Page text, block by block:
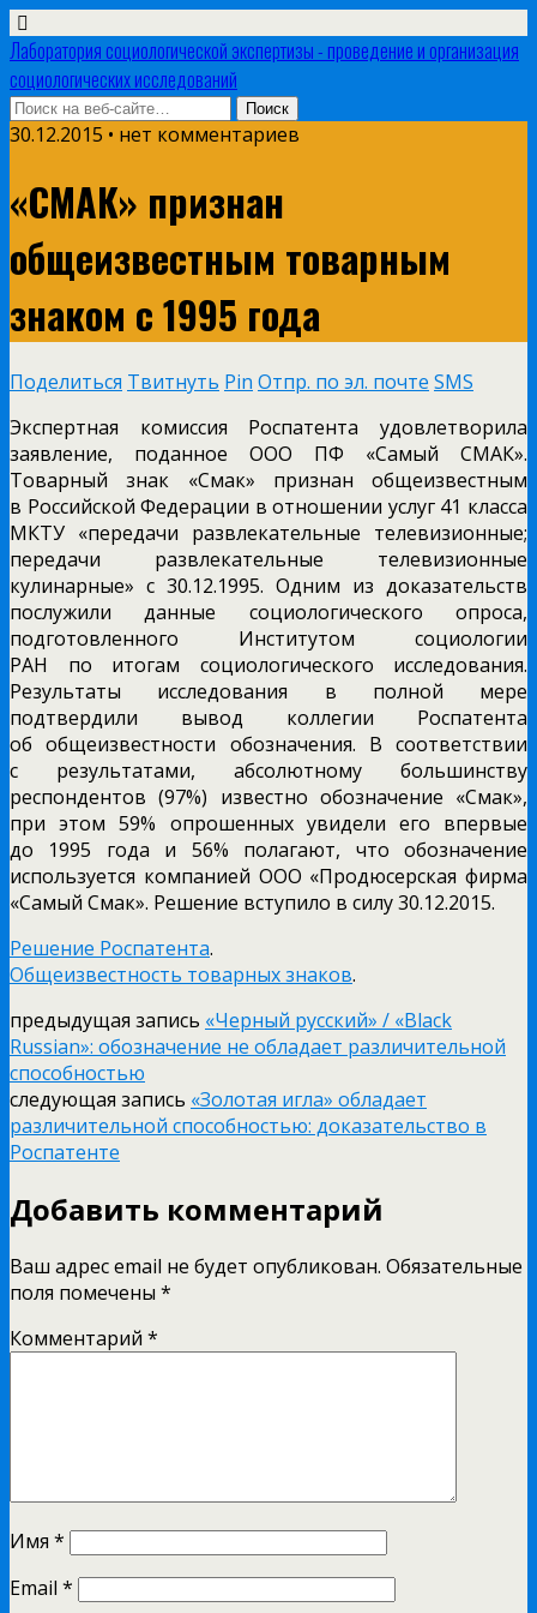
Лаборатория социологической экспертизы - проведение и организация
социологических исследований
30.12.2015 • нет комментариев
«СМАК» признан
общеизвестным товарным
знаком с 1995 года
Поделиться Твитнуть Pin Отпр. по эл. почте SMS
Экспертная комиссия Роспатента удовлетворила
заявление, поданное ООО ПФ «Самый СМАК».
Товарный знак «Смак» признан общеизвестным
в Российской Федерации в отношении услуг 41 класса
МКТУ «передачи развлекательные телевизионные;
передачи развлекательные телевизионные
кулинарные» с 30.12.1995. Одним из доказательств
послужили данные социологического опроса,
подготовленного Институтом социологии
РАН по итогам социологического исследования.
Результаты исследования в полной мере
подтвердили вывод коллегии Роспатента
об общеизвестности обозначения. В соответствии
с результатами, абсолютному большинству
респондентов (97%) известно обозначение «Смак»,
при этом 59% опрошенных увидели его впервые
до 1995 года и 56% полагают, что обозначение
используется компанией ООО «Продюсерская фирма
«Самый Смак». Решение вступило в силу 30.12.2015.
Решение Роспатента.
Общеизвестность товарных знаков.
предыдущая запись «Черный русский» / «Black
Russian»: обозначение не обладает различительной
способностью
следующая запись «Золотая игла» обладает
различительной способностью: доказательство в
Роспатенте
Добавить комментарий
Ваш адрес email не будет опубликован. Обязательные
поля помечены *
Комментарий *
Имя *
Email *